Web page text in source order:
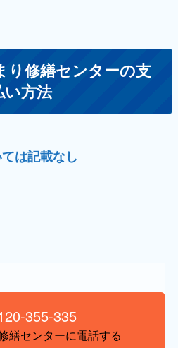
り修繕センターの支
い方法
は記載なし
355-335
繕センターに電話する